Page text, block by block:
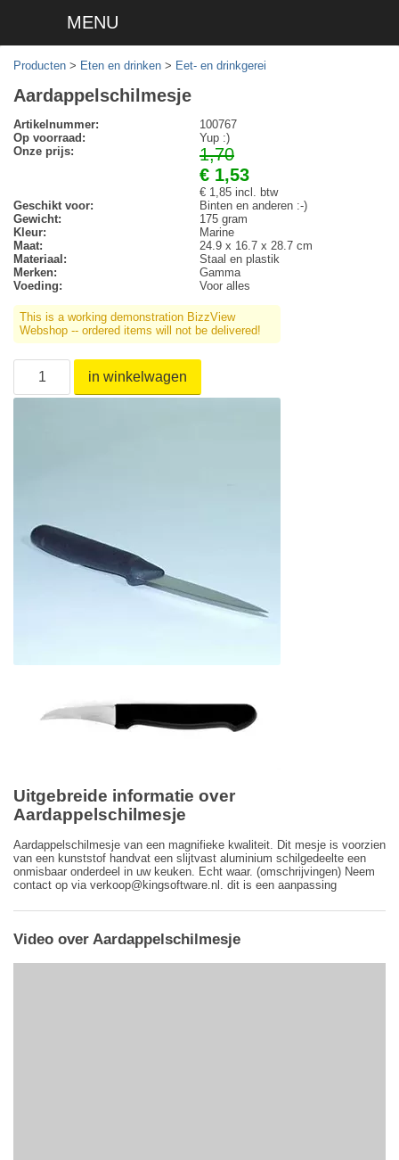
MENU
Producten > Eten en drinken > Eet- en drinkgerei
Aardappelschilmesje
Artikelnummer:
100767
Op voorraad:
Yup :)
Onze prijs:
1,70
€ 1,53
€ 1,85 incl. btw
Geschikt voor:
Binten en anderen :-)
Gewicht:
175 gram
Kleur:
Marine
Maat:
24.9 x 16.7 x 28.7 cm
Materiaal:
Staal en plastik
Merken:
Gamma
Voeding:
Voor alles
This is a working demonstration BizzView
Webshop -- ordered items will not be delivered!
in winkelwagen
Uitgebreide informatie over
Aardappelschilmesje
Aardappelschilmesje van een magnifieke kwaliteit. Dit mesje is voorzien
van een kunststof handvat een slijtvast aluminium schilgedeelte een
onmisbaar onderdeel in uw keuken. Echt waar. (omschrijvingen) Neem
contact op via verkoop@kingsoftware.nl. dit is een aanpassing
Video over Aardappelschilmesje